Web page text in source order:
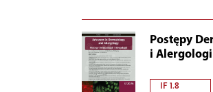
Postępy
i
IF 1.8